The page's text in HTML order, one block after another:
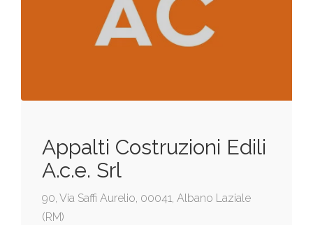
Appalti Costruzioni Edili
A.c.e. Srl
90, Via Saffi Aurelio, 00041, Albano Laziale
(RM)